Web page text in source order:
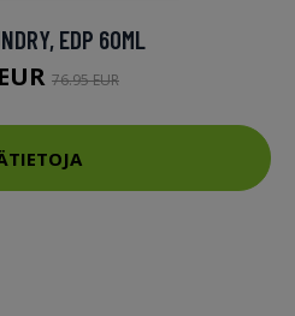
EDP 60ML
76.95 EUR